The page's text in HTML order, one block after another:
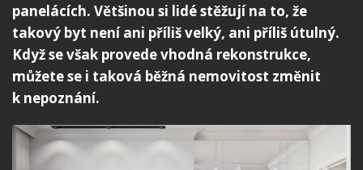
panelácích. Většinou si lidé stěžují na to, že
takový byt není ani příliš velký, ani příliš útulný.
Když se však provede vhodná rekonstrukce,
můžete se i taková běžná nemovitost změnit
k nepoznání.